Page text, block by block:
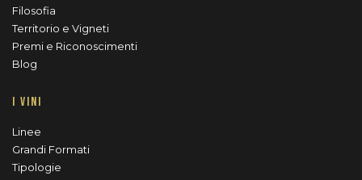
Filosofia
Territorio e Vigneti
Premi e Riconoscimenti
Blog
I VINI
Linee
Grandi Formati
Tipologie